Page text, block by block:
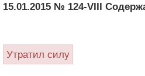
15.01.2015 № 124-VIII
Утратил силу